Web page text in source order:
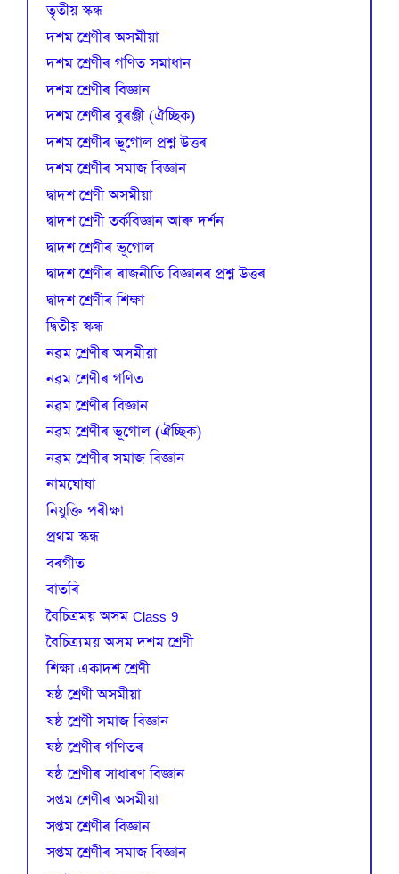
তৃতীয় স্কন্ধ
দশম শ্ৰেণীৰ অসমীয়া
দশম শ্ৰেণীৰ গণিত সমাধান
দশম শ্ৰেণীৰ বিজ্ঞান
দশম শ্ৰেণীৰ বুৰঞ্জী (ঐচ্ছিক)
দশম শ্ৰেণীৰ ভূগোল প্ৰশ্ন উত্তৰ
দশম শ্ৰেণীৰ সমাজ বিজ্ঞান
দ্বাদশ শ্ৰেণী অসমীয়া
দ্বাদশ শ্ৰেণী তৰ্কবিজ্ঞান আৰু দৰ্শন
দ্বাদশ শ্ৰেণীৰ ভূগোল
দ্বাদশ শ্ৰেণীৰ ৰাজনীতি বিজ্ঞানৰ প্ৰশ্ন উত্তৰ
দ্বাদশ শ্ৰেণীৰ শিক্ষা
দ্বিতীয় স্কন্ধ
নৱম শ্ৰেণীৰ অসমীয়া
নৱম শ্ৰেণীৰ গণিত
নৱম শ্ৰেণীৰ বিজ্ঞান
নৱম শ্ৰেণীৰ ভূগোল (ঐচ্ছিক)
নৱম শ্ৰেণীৰ সমাজ বিজ্ঞান
নামঘোষা
নিযুক্তি পৰীক্ষা
প্রথম স্কন্ধ
বৰগীত
বাতৰি
বৈচিত্রময় অসম Class 9
বৈচিত্র্যময় অসম দশম শ্ৰেণী
শিক্ষা একাদশ শ্ৰেণী
ষষ্ঠ শ্ৰেণী অসমীয়া
ষষ্ঠ শ্ৰেণী সমাজ বিজ্ঞান
ষষ্ঠ শ্ৰেণীৰ গণিতৰ
ষষ্ঠ শ্ৰেণীৰ সাধাৰণ বিজ্ঞান
সপ্তম শ্ৰেণীৰ অসমীয়া
সপ্তম শ্ৰেণীৰ বিজ্ঞান
সপ্তম শ্ৰেণীৰ সমাজ বিজ্ঞান